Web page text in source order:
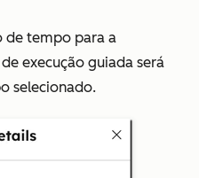
de tempo para a
execução guiada será
selecionado.